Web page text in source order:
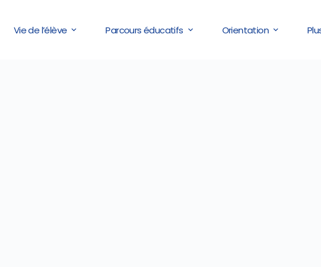
Vie de l’élève Parcours éducatifs Orientation